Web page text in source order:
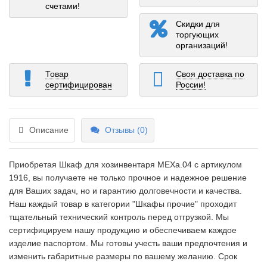
счетами!
Скидки для
торгующих
организаций!
Товар
сертифицирован
Своя доставка по
России!
Описание Отзывы (0)
Приобретая Шкаф для хозинвентаря МЕХа.04 c артикулом
1916, вы получаете не только прочное и надежное решение
для Ваших задач, но и гарантию долговечности и качества.
Наш каждый товар в категории "Шкафы прочие" проходит
тщательный технический контроль перед отгрузкой. Мы
сертифицируем нашу продукцию и обеспечиваем каждое
изделие паспортом. Мы готовы учесть ваши предпочтения и
изменить габаритные размеры по вашему желанию. Срок